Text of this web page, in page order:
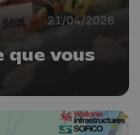
21/04/2026
que vous